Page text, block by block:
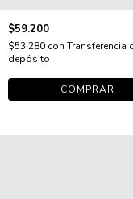
$59.200
$53.280 con Transferencia
depósito